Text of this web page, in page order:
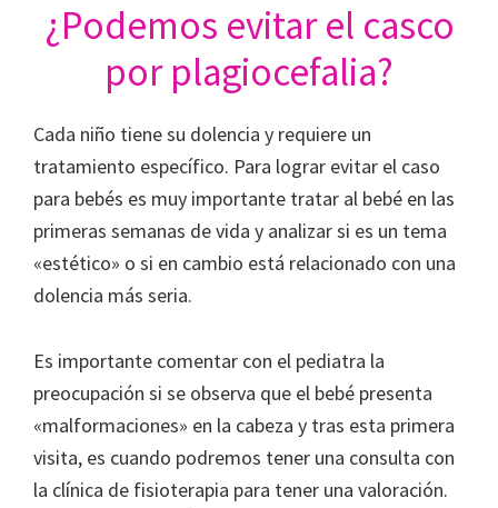
¿Podemos evitar el casco
por plagiocefalia?
Cada niño tiene su dolencia y requiere un
tratamiento específico. Para lograr evitar el caso
para bebés es muy importante tratar al bebé en las
primeras semanas de vida y analizar si es un tema
«estético» o si en cambio está relacionado con una
dolencia más seria.
Es importante comentar con el pediatra la
preocupación si se observa que el bebé presenta
«malformaciones» en la cabeza y tras esta primera
visita, es cuando podremos tener una consulta con
la clínica de fisioterapia para tener una valoración.